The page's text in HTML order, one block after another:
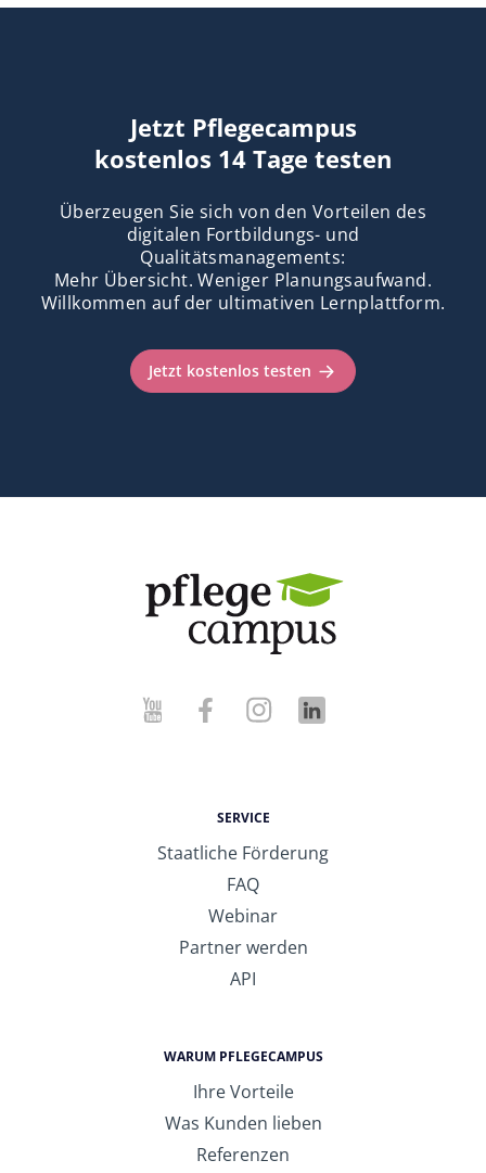
Jetzt Pflegecampus
kostenlos 14 Tage testen
Überzeugen Sie sich von den Vorteilen des
digitalen Fortbildungs- und
Qualitätsmanagements:
Mehr Übersicht. Weniger Planungsaufwand.
Willkommen auf der ultimativen Lernplattform.
Jetzt kostenlos testen
SERVICE
Staatliche Förderung
FAQ
Webinar
Partner werden
API
WARUM PFLEGECAMPUS
Ihre Vorteile
Was Kunden lieben
Referenzen